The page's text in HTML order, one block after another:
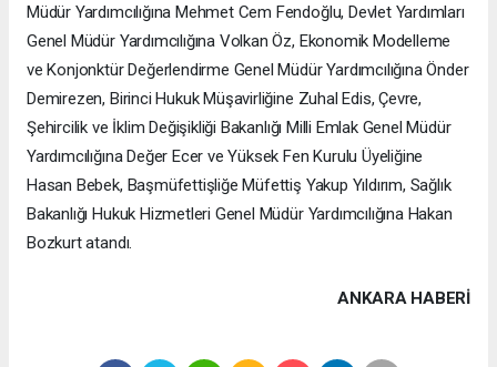
Müdür Yardımcılığına Mehmet Cem Fendoğlu, Devlet Yardımları
Genel Müdür Yardımcılığına Volkan Öz, Ekonomik Modelleme
ve Konjonktür Değerlendirme Genel Müdür Yardımcılığına Önder
Demirezen, Birinci Hukuk Müşavirliğine Zuhal Edis, Çevre,
Şehircilik ve İklim Değişikliği Bakanlığı Milli Emlak Genel Müdür
Yardımcılığına Değer Ecer ve Yüksek Fen Kurulu Üyeliğine
Hasan Bebek, Başmüfettişliğe Müfettiş Yakup Yıldırım, Sağlık
Bakanlığı Hukuk Hizmetleri Genel Müdür Yardımcılığına Hakan
Bozkurt atandı.
ANKARA HABERİ